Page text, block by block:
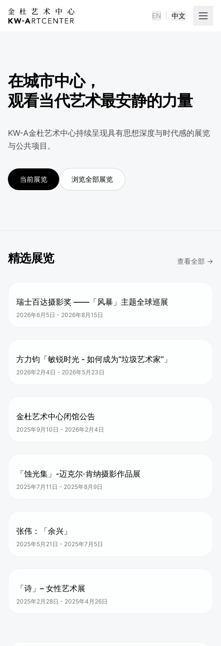
KWA金杜艺术中心
EN 中文
在城市中心，
观看当代艺术最安静的力量
KW-A金杜艺术中心持续呈现具有思想深度与时代感的展览
与公共项目。
当前展览 浏览全部展览
精选展览 查看全部 →
瑞士百达摄影奖 ——「风暴」主题全球巡展
2026年6月5日 - 2026年8月15日
方力钧「敏锐时光 - 如何成为“垃圾艺术家”」
2026年2月4日 - 2026年5月23日
金杜艺术中心闭馆公告
2025年9月10日 - 2026年2月4日
「蚀光集」-迈克尔·肯纳摄影作品展
2025年7月11日 - 2025年8月9日
张伟：「余兴」
2025年5月21日 - 2025年7月5日
「诗」– 女性艺术展
2025年2月28日 - 2025年4月26日